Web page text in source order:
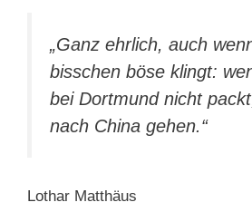
„Ganz ehrlich, auch
bisschen böse klingt:
bei Dortmund nicht
nach China gehen.“
Lothar Matthäus